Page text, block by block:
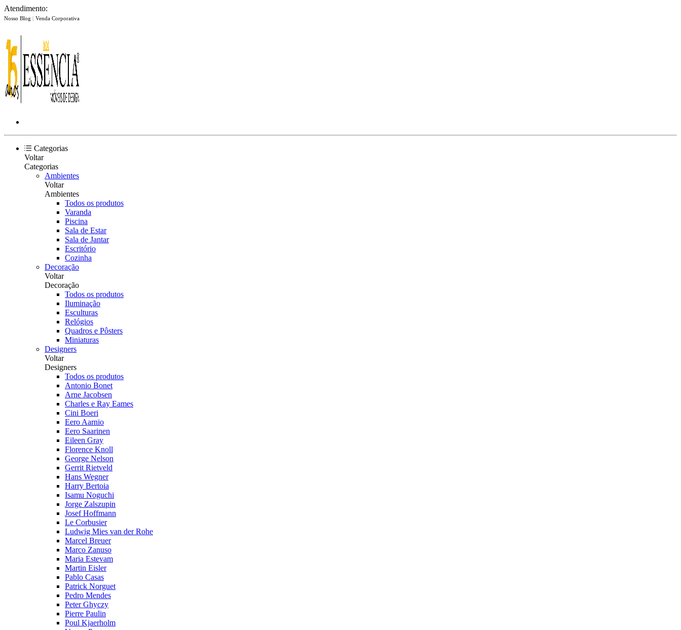
Atendimento:
Nosso Blog | Venda Corporativa
Categorias
Voltar
Categorias
Ambientes
Voltar
Ambientes
Todos os produtos
Varanda
Piscina
Sala de Estar
Sala de Jantar
Escritório
Cozinha
Decoração
Voltar
Decoração
Todos os produtos
Iluminação
Esculturas
Relógios
Quadros e Pôsters
Miniaturas
Designers
Voltar
Designers
Todos os produtos
Antonio Bonet
Arne Jacobsen
Charles e Ray Eames
Cini Boeri
Eero Aarnio
Eero Saarinen
Eileen Gray
Florence Knoll
George Nelson
Gerrit Rietveld
Hans Wegner
Harry Bertoia
Isamu Noguchi
Jorge Zalszupin
Josef Hoffmann
Le Corbusier
Ludwig Mies van der Rohe
Marcel Breuer
Marco Zanuso
Maria Estevam
Martin Eisler
Pablo Casas
Patrick Norguet
Pedro Mendes
Peter Ghyczy
Pierre Paulin
Poul Kjaerholm